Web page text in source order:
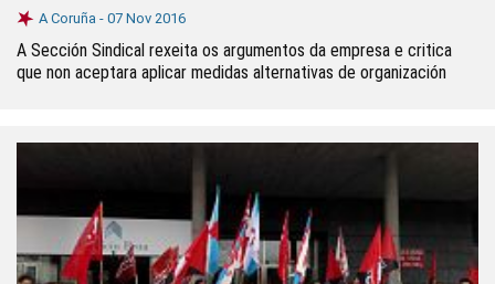
A Coruña - 07 Nov 2016
A Sección Sindical rexeita os argumentos da empresa e critica
que non aceptara aplicar medidas alternativas de organización